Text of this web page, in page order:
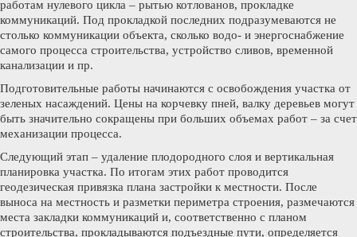
работам нулевого цикла – рытью котлованов, прокладке
коммуникаций. Под прокладкой последних подразумеваются не
столько коммуникации объекта, сколько водо- и энергоснабжение
самого процесса строительства, устройство сливов, временной
канализации и пр.
Подготовительные работы начинаются с освобождения участка от
зеленых насаждений. Цены на корчевку пней, валку деревьев могут
быть значительно сокращены при больших объемах работ – за счет
механизации процесса.
Следующий этап – удаление плодородного слоя и вертикальная
планировка участка. По итогам этих работ проводится
геодезическая привязка плана застройки к местности. После
выноса на местность и разметки периметра строения, размечаются
места закладки коммуникаций и, соответственно с планом
строительства, прокладываются подъездные пути, определяется